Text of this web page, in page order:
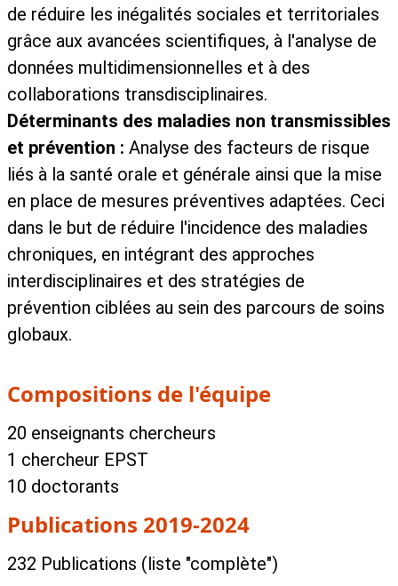
de réduire les inégalités sociales et territoriales
grâce aux avancées scientifiques, à l'analyse de
données multidimensionnelles et à des
collaborations transdisciplinaires.
Déterminants des maladies non transmissibles
et prévention : Analyse des facteurs de risque
liés à la santé orale et générale ainsi que la mise
en place de mesures préventives adaptées. Ceci
dans le but de réduire l'incidence des maladies
chroniques, en intégrant des approches
interdisciplinaires et des stratégies de
prévention ciblées au sein des parcours de soins
globaux.
Compositions de l'équipe
20 enseignants chercheurs
1 chercheur EPST
10 doctorants
Publications 2019-2024
232 Publications (liste "complète")